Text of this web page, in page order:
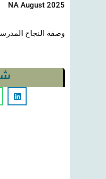
NA August 2025
وصفة النجاح